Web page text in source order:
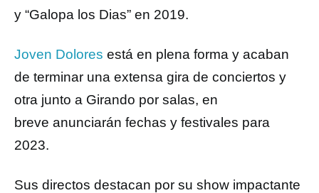
y “Galopa los Dias” en 2019.
Joven Dolores está en plena forma y acaban
de terminar una extensa gira de conciertos y
otra junto a Girando por salas, en
breve anunciarán fechas y festivales para
2023.
Sus directos destacan por su show impactante